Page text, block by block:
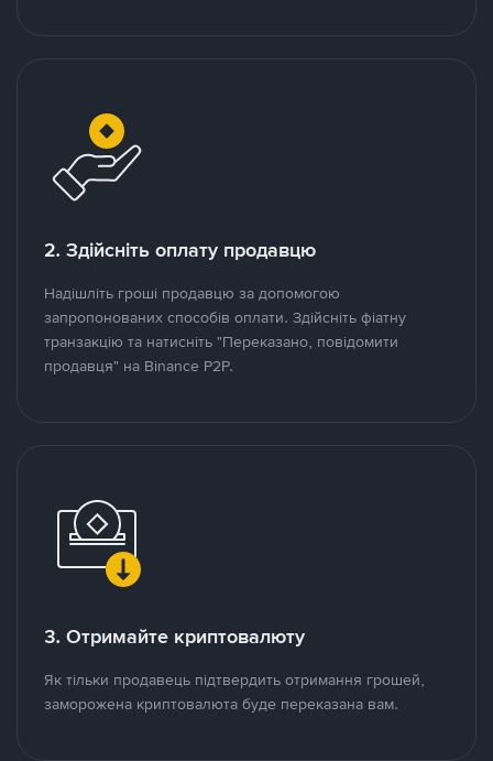
2. Здійсніть оплату продавцю
Надішліть гроші продавцю за допомогою
запропонованих способів оплати. Здійсніть фіатну
транзакцію та натисніть "Переказано, повідомити
продавця" на Binance P2P.
3. Отримайте криптовалюту
Як тільки продавець підтвердить отримання грошей,
заморожена криптовалюта буде переказана вам.